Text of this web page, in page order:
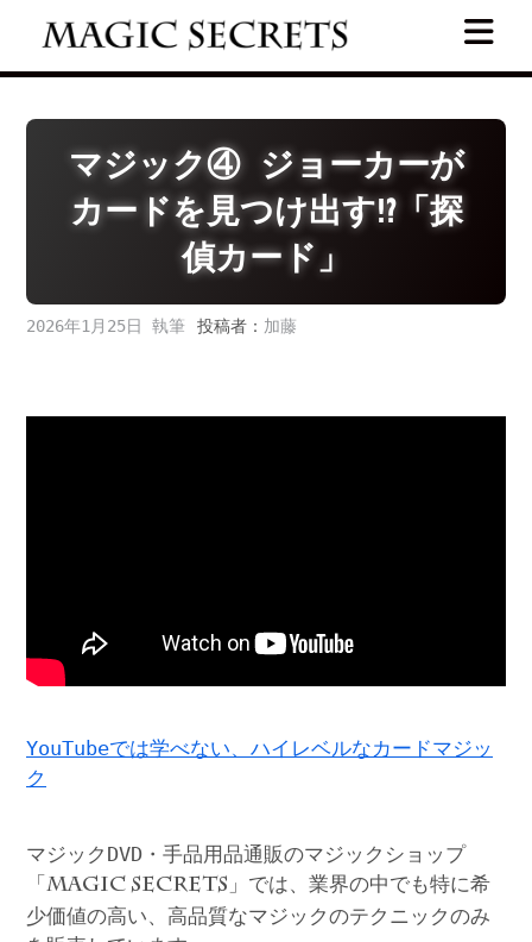
マジック④ ジョーカーが
カードを見つけ出す⁉「探
偵カード」
2026年1月25日 投稿者： 加藤
YouTubeでは学べない、ハイレベルなカードマジッ
ク
マジックDVD・手品用品通販のマジックショップ
「 MAGIC SECRETS 」では、業界の中でも特に希
少価値の高い、高品質なマジックのテクニックのみ